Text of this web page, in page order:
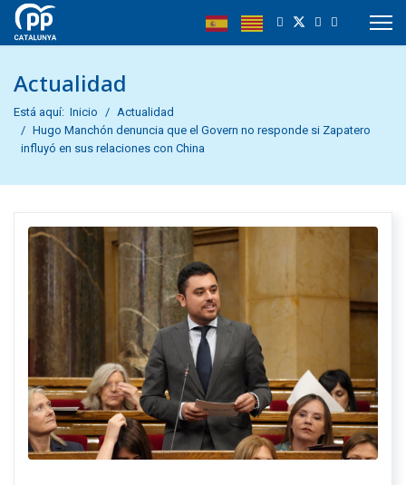
Actualidad
Está aquí: Inicio
Actualidad
Hugo Manchón denuncia que el Govern no responde si Zapatero
influyó en sus relaciones con China